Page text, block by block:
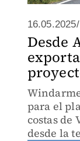
16.05.2025/
Desde
para el
costas
desde la